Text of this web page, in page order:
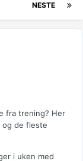
NESTE
fra trening? Her
og de fleste
i uken med